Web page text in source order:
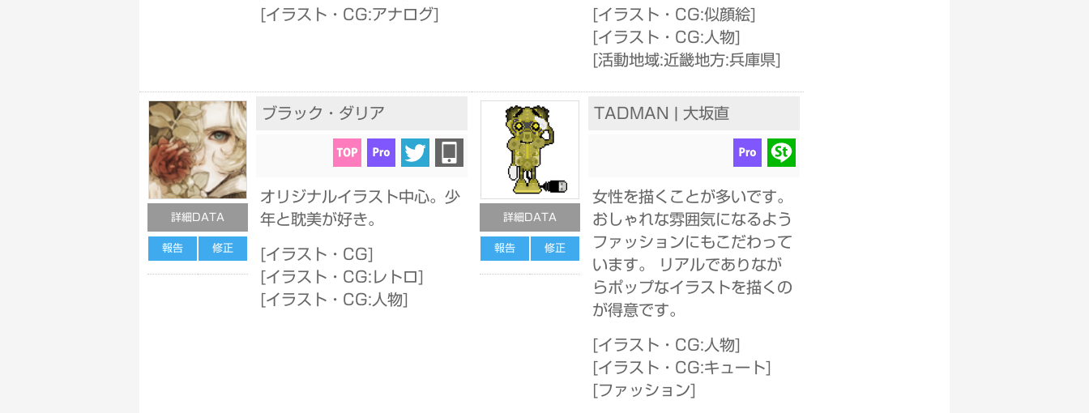
[イラスト・CG:アナログ] [イラスト・CG:似顔絵]
[イラスト・CG:人物]
[活動地域:近畿地方:兵庫県]
詳細DATA
報告 修正
ブラック・ダリア
オリジナルイラスト中心。少
年と耽美が好き。
[イラスト・CG]
[イラスト・CG:レトロ]
[イラスト・CG:人物]
詳細DATA
報告 修正
TADMAN | 大坂直
女性を描くことが多いです。
おしゃれな雰囲気になるよう
ファッションにもこだわって
います。 リアルでありなが
らポップなイラストを描くの
が得意です。
[イラスト・CG:人物]
[イラスト・CG:キュート]
[ファッション]